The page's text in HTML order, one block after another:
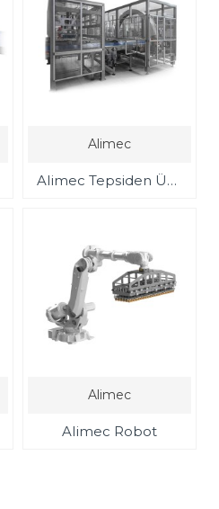
Alimec
Alimec Tepsiden Ürün Alma ve Döndürme Ünitesi
Alimec
Alimec Robot